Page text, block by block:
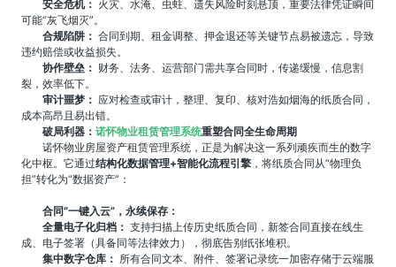
安全危机： 火灾、水淹、虫蛀、遗失风险时刻悬顶，重要法律凭证瞬间
可能“灰飞烟灭”。
合规陷阱： 合同到期、租金调整、押金退还等关键节点易被遗忘，导致
违约赔偿或收益损失。
协作壁垒： 财务、法务、运营部门需共享合同时，传递缓慢，信息割
裂，效率低下。
审计噩梦： 应对检查或审计，整理、复印、核对浩如烟海的纸质合同，
成本高昂且易出错。
破局利器： 诺怀物业租赁管理系统重塑合同全生命周期
诺怀物业房屋资产租赁管理系统，正是为解决这一系列顽疾而生的数字
化中枢。它通过结构化数据管理+智能化流程引擎 ，将纸质合同从“物理负
担”转化为“数据资产”：
合同“一键入云”，永续保存：
全量电子化归档： 支持扫描上传历史纸质合同，新签合同直接在线生
成、电子签署（具备同等法律效力），彻底告别纸张堆积。
集中数字仓库： 所有合同文本、附件、签署记录统一加密存储于云端服